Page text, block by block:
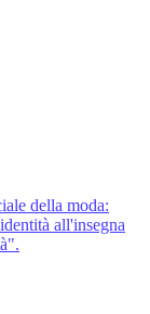
della moda:
all'insegna